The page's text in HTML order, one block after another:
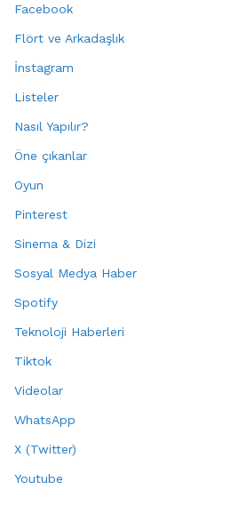
Facebook
Flört ve Arkadaşlık
İnstagram
Listeler
Nasıl Yapılır?
Öne çıkanlar
Oyun
Pinterest
Sinema & Dizi
Sosyal Medya Haber
Spotify
Teknoloji Haberleri
Tiktok
Videolar
WhatsApp
X (Twitter)
Youtube